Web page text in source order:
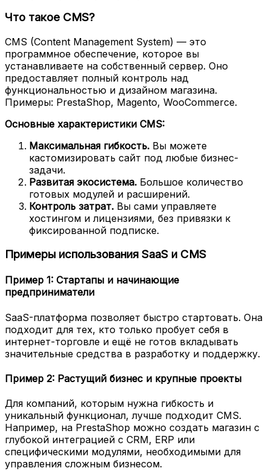
Что такое CMS?
CMS (Content Management System) — это
программное обеспечение, которое вы
устанавливаете на собственный сервер. Оно
предоставляет полный контроль над
функциональностью и дизайном магазина.
Примеры: PrestaShop, Magento, WooCommerce.
Основные характеристики CMS:
Максимальная гибкость. Вы можете
кастомизировать сайт под любые бизнес-
задачи.
Развитая экосистема. Большое количество
готовых модулей и расширений.
Контроль затрат. Вы сами управляете
хостингом и лицензиями, без привязки к
фиксированной подписке.
Примеры использования SaaS и CMS
Пример 1: Стартапы и начинающие
предприниматели
SaaS-платформа позволяет быстро стартовать. Она
подходит для тех, кто только пробует себя в
интернет-торговле и ещё не готов вкладывать
значительные средства в разработку и поддержку.
Пример 2: Растущий бизнес и крупные проекты
Для компаний, которым нужна гибкость и
уникальный функционал, лучше подходит CMS.
Например, на PrestaShop можно создать магазин с
глубокой интеграцией с CRM, ERP или
специфическими модулями, необходимыми для
управления сложным бизнесом.